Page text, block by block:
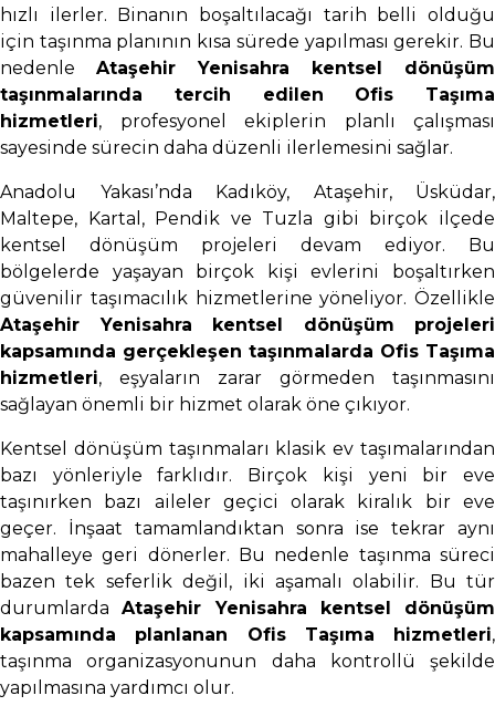
hızlı ilerler. Binanın boşaltılacağı tarih belli olduğu
için taşınma planının kısa sürede yapılması gerekir. Bu
nedenle Ataşehir Yenisahra kentsel dönüşüm
taşınmalarında tercih edilen Ofis Taşıma
hizmetleri, profesyonel ekiplerin planlı çalışması
sayesinde sürecin daha düzenli ilerlemesini sağlar.
Anadolu Yakası’nda Kadıköy, Ataşehir, Üsküdar,
Maltepe, Kartal, Pendik ve Tuzla gibi birçok ilçede
kentsel dönüşüm projeleri devam ediyor. Bu
bölgelerde yaşayan birçok kişi evlerini boşaltırken
güvenilir taşımacılık hizmetlerine yöneliyor. Özellikle
Ataşehir Yenisahra kentsel dönüşüm projeleri
kapsamında gerçekleşen taşınmalarda Ofis Taşıma
hizmetleri, eşyaların zarar görmeden taşınmasını
sağlayan önemli bir hizmet olarak öne çıkıyor.
Kentsel dönüşüm taşınmaları klasik ev taşımalarından
bazı yönleriyle farklıdır. Birçok kişi yeni bir eve
taşınırken bazı aileler geçici olarak kiralık bir eve
geçer. İnşaat tamamlandıktan sonra ise tekrar aynı
mahalleye geri dönerler. Bu nedenle taşınma süreci
bazen tek seferlik değil, iki aşamalı olabilir. Bu tür
durumlardaAtaşehir Yenisahra kentsel dönüşüm
kapsamında planlanan Ofis Taşıma hizmetleri,
taşınma organizasyonunun daha kontrollü şekilde
yapılmasına yardımcı olur.